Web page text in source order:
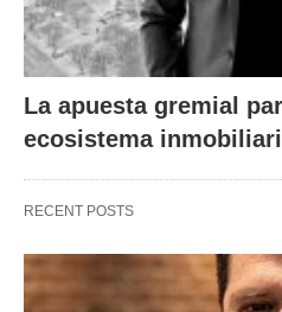
La apuesta gremial
ecosistema
RECENT POSTS